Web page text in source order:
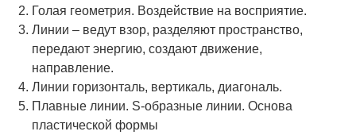
Голая геометрия. Воздействие на восприятие.
Линии – ведут взор, разделяют пространство,
передают энергию, создают движение,
направление.
Линии горизонталь, вертикаль, диагональ.
Плавные линии. S-образные линии. Основа
пластической формы